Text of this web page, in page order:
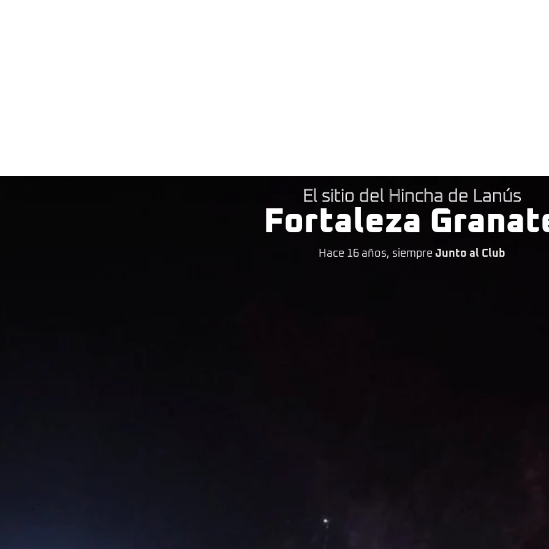
El sitio del Hincha de Lanús
Fortaleza
Hace 16 años, siempre Junto al Club